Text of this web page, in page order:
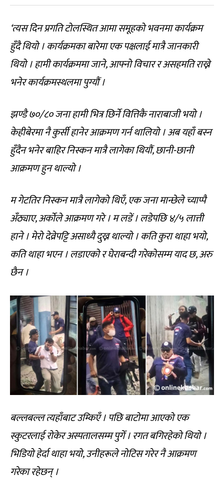
‘त्यस दिन प्रगति टोलस्थित आमा समूहको भवनमा कार्यक्रम
हुँदै थियो । कार्यक्रमका बारेमा एक पक्षलाई मात्रै जानकारी
थियो । हामी कार्यक्रममा जाने, आफ्नो विचार र असहमति राख्ने
भनेर कार्यक्रमस्थलमा पुग्यौं ।
झण्डै ७०/८० जना हामी भित्र छिर्ने वित्तिकै नाराबाजी भयो ।
केहीबेरमा नै कुर्सी हानेर आक्रमण गर्न थालियो । अब यहाँ बस्न
हुँदैन भनेर बाहिर निस्कन मात्रै लागेका थियौं, छानी-छानी
आक्रमण हुन थाल्यो ।
म गेटतिर निस्कन मात्रै लागेको थिएँ, एक जना मान्छेले च्याप्पै
अँठ्याए, अर्कोले आक्रमण गरे । म लडें । लडेपछि ४/५ लात्ती
हाने । मेरो देव्रेपट्टि असाध्यै दुख्न थाल्यो । कति कुरा थाहा भयो,
कति थाहा भएन । लडाएको र घेराबन्दी गरेकोसम्म याद छ, अरु
छैन ।
बल्लबल्ल त्यहाँबाट उम्किएँ । पछि बाटोमा आएको एक
स्कुटरलाई रोकेर अस्पतालसम्म पुगेँ । रगत बगिरहेको थियो ।
भिडियो हेर्दा थाहा भयो, उनीहरूले नोटिस गरेर नै आक्रमण
गरेका रहेछन् ।